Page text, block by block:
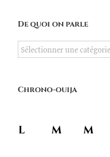
De quoi on parle
De
parle
Chrono-ouija
L M M